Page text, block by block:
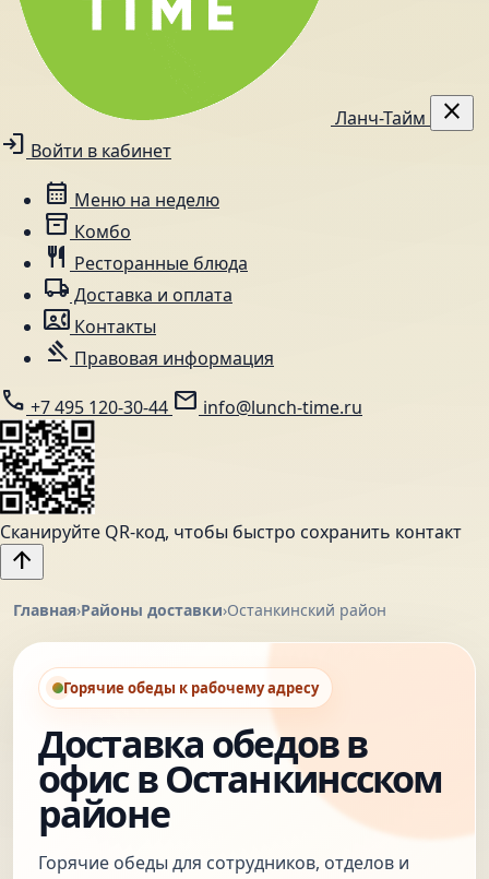
Ланч-Тайм
close
login Войти в кабинет
calendar_month Меню на неделю
inventory_2 Комбо
restaurant Ресторанные блюда
local_shipping Доставка и оплата
contact_phone Контакты
gavel Правовая информация
call +7 495 120-30-44 mail info@lunch-time.ru
Сканируйте QR-код, чтобы быстро сохранить контакт
arrow_upward
Главная›Районы доставки›Останкинский район
Горячие обеды к рабочему адресу
Доставка обедов в
офис в Останкинсском
районе
Горячие обеды для сотрудников, отделов и